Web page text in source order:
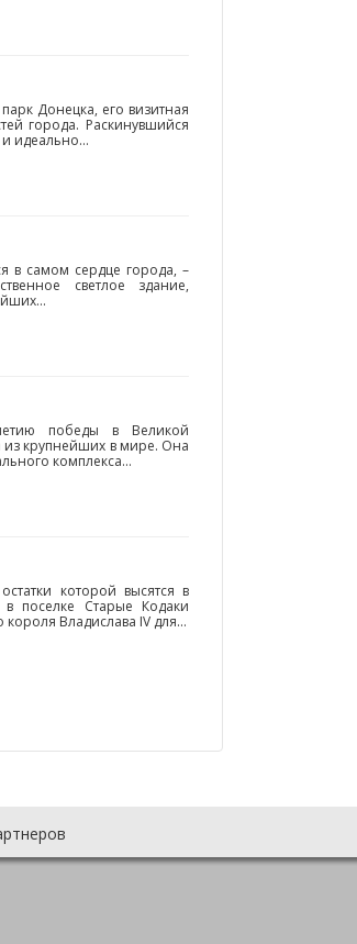
Донецка, его визитная
города. Раскинувшийся
идеально...
в самом сердце города, –
светлое здание,
победы в Великой
из крупнейших в мире. Она
комплекса...
которой высятся в
поселке Старые Кодаки
Владислава IV для...